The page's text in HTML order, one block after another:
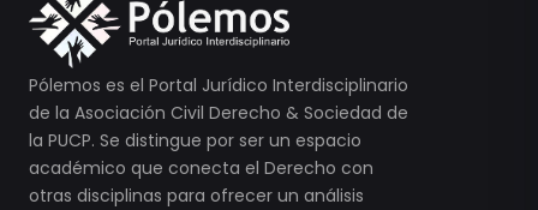
Pólemos es el Portal Jurídico Interdisciplinario
de la Asociación Civil Derecho & Sociedad de
la PUCP. Se distingue por ser un espacio
académico que conecta el Derecho con
otras disciplinas para ofrecer un análisis